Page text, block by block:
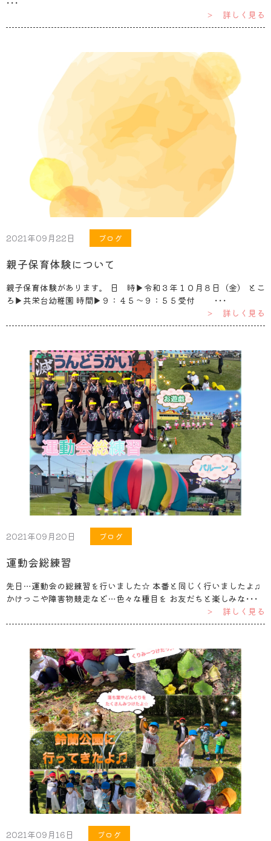
･･･
＞ 詳しく見る
2021年09月22日 ブログ
親子保育体験について
親子保育体験があります。 日 時▶令和３年１０月８日（金） とこ
ろ▶共栄台幼稚園 時間▶９：４５～９：５５受付 ･･･
＞ 詳しく見る
2021年09月20日 ブログ
運動会総練習
先日…運動会の総練習を行いました☆ 本番と同じく行いましたよ♫
かけっこや障害物競走など…色々な種目を お友だちと楽しみな･･･
＞ 詳しく見る
2021年09月16日 ブログ